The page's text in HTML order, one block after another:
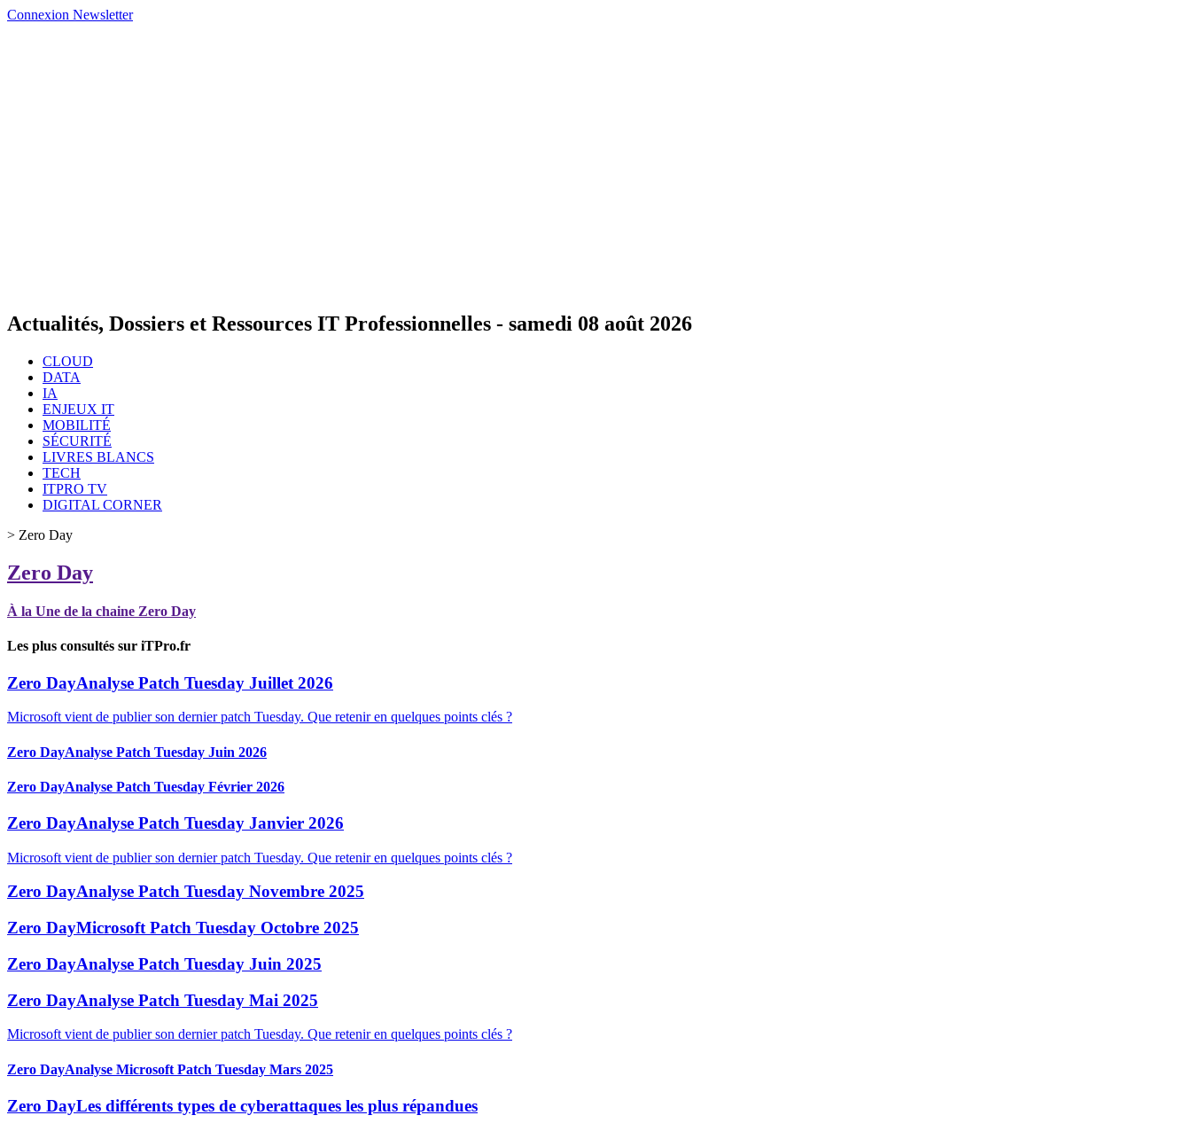
Connexion Newsletter
Actualités, Dossiers et Ressources IT Professionnelles - samedi 08 août 2026
CLOUD
DATA
IA
ENJEUX IT
MOBILITÉ
SÉCURITÉ
LIVRES BLANCS
TECH
ITPRO TV
DIGITAL CORNER
> Zero Day
Zero Day
À la Une de la chaine Zero Day
Les plus consultés sur iTPro.fr
Zero DayAnalyse Patch Tuesday Juillet 2026
Microsoft vient de publier son dernier patch Tuesday. Que retenir en quelques points clés ?
Zero DayAnalyse Patch Tuesday Juin 2026
Zero DayAnalyse Patch Tuesday Février 2026
Zero DayAnalyse Patch Tuesday Janvier 2026
Microsoft vient de publier son dernier patch Tuesday. Que retenir en quelques points clés ?
Zero DayAnalyse Patch Tuesday Novembre 2025
Zero DayMicrosoft Patch Tuesday Octobre 2025
Zero DayAnalyse Patch Tuesday Juin 2025
Zero DayAnalyse Patch Tuesday Mai 2025
Microsoft vient de publier son dernier patch Tuesday. Que retenir en quelques points clés ?
Zero DayAnalyse Microsoft Patch Tuesday Mars 2025
Zero DayLes différents types de cyberattaques les plus répandues